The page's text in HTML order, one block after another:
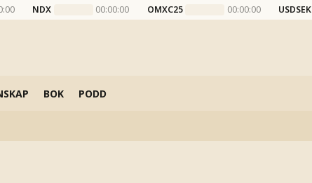
NDX 00:00:00 OMXC25 00:00:00 USDSEK
BOK PODD